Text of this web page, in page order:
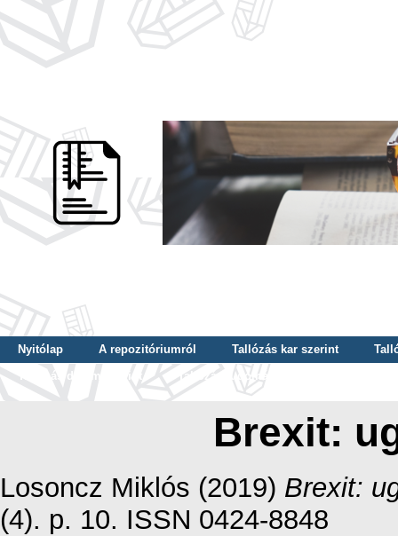
Nyitólap A repozitóriumról Tallózás kar szerint
Tallózás dátum szerint
Tallózás tudományterület szerint
Brexit:
Losoncz Miklós (2019) Brexit:
(4). p. 10. ISSN 0424-8848